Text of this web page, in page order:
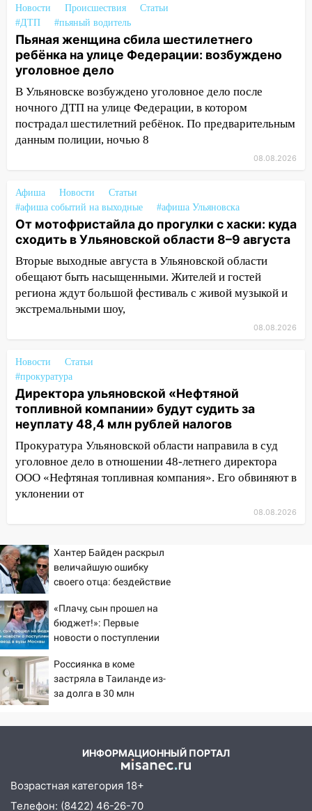
13:08
Ураган ударил по Ульяновску:
сорванные крыши, поваленные деревья,
затопленные улицы и остановившиеся
трамваи
12:17
Ульяновск накрыл крупный град:
после ливня город снова уходит под
воду
12:12 Прокуратура взяла на контроль
ДТП с шестилетним ребёнком на улице
12:01
Пьяная женщина сбила
шестилетнего ребёнка на улице
Федерации: возбуждено уголовное дело
11:16
мужчину, пропавшего ещё 19 июля
10:30 От мотофристайла до прогулки с
хаски: куда сходить в Ульяновской
«Нефтяной топливной компании» будут
судить за неуплату 48,4 млн рублей
налогов
09:28 Дети на дорогах: пострадали
велосипедисты, мотоциклисты и
пешеходы. Обзор крупных аварий в
Ульяновской области
08:30 Поджог со свечой, 16 сгоревших
августа
06:45
Императорский мост в
Ульяновске останется закрытым до
утра 10 августа
05:18
Судьба готовит сюрприз: гороскоп
на 8 августа — кому повезет с
деньгами, а кого ждет неожиданная
встреча
04:47
В Ульяновской области объявили
Ульяновские аграрии смогут
купить тракторы с отсрочкой платежа
до декабря
Новости Происшествия
Статьи
#ДТП
#пьяный водитель
Пьяная женщина сбила шестилетнего
ребёнка на улице Федерации: возбуждено
уголовное дело
В Ульяновске возбуждено уголовное дело после
ночного ДТП на улице Федерации, в котором
пострадал шестилетний ребёнок. По предварительным
данным полиции, ночью 8
08.08.2026
Афиша Новости
Статьи
#афиша событий на выходные
#афиша Ульяновска
От мотофристайла до прогулки с хаски: куда
сходить в Ульяновской области 8–9 августа
Вторые выходные августа в Ульяновской области
обещают быть насыщенными. Жителей и гостей
региона ждут большой фестиваль с живой музыкой и
экстремальными шоу,
08.08.2026
Новости
Статьи
#прокуратура
Директора ульяновской «Нефтяной
топливной компании» будут судить за
неуплату 48,4 млн рублей налогов
Прокуратура Ульяновской области направила в суд
уголовное дело в отношении 48-летнего директора
ООО «Нефтяная топливная компания». Его обвиняют в
уклонении от
08.08.2026
Хантер Байден раскрыл
величайшую ошибку
своего отца: бездействие
«Плачу, сын прошел на
бюджет!»: Первые
новости о поступлении
Москвы
Россиянка в коме
застряла в Таиланде из-
за долга в 30 млн
ИНФОРМАЦИОННЫЙ ПОРТАЛ
Возрастная категория 18+
Телефон: (8422) 46-26-70